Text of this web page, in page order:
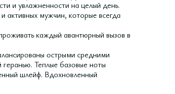
и увлажненности на целый день.
активных мужчин, которые всегда
каждый авантюрный вызов в
острыми средними
Теплые базовые ноты
шлейф. Вдохновленный